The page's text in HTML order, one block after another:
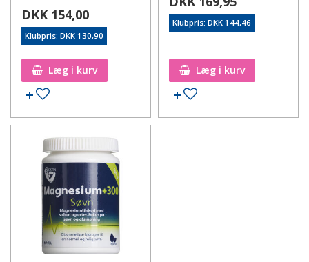
DKK 154,00
Klubpris: DKK 130,90
Læg i kurv
Klubpris: DKK 144,46
Læg i kurv